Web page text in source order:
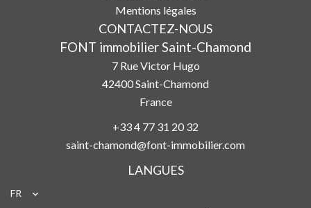
Mentions légales
CONTACTEZ-NOUS
FONT immobilier Saint-Chamond
7 Rue Victor Hugo
42400Saint-Chamond
France
+33 4 77 31 20 32
saint-chamond@font-immobilier.com
LANGUES
FR